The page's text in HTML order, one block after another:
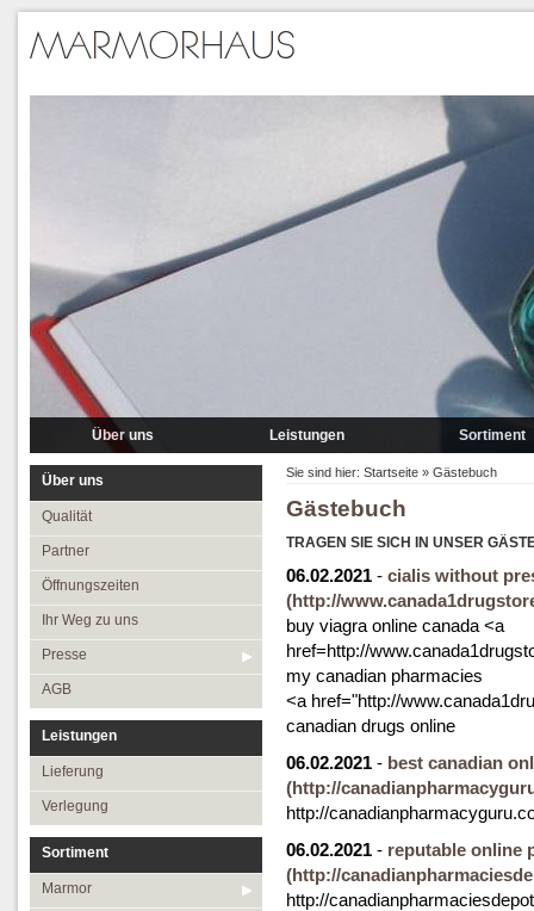
Über uns
Partner
Ihr Weg zu uns
Presse
Leistungen
Lieferung
Verlegung
Sortiment
Marmor
Granit R-Z
Mosaik
Bordüre
Leisten
Medallions
Antikmarmor
Über uns
Qualität
Partner
Öffnungszeiten
Ihr Weg zu uns
Presse
AGB
Leistungen
Lieferung
Verlegung
Sortiment
Marmor
Sie sind hier: Startseite » Gästebuch
Gästebuch
TRAGEN SIE SICH IN UNSER
06.02.2021 - cialis without
(http://
buy viagra online canada <a
href=http://
my canadian pharmacies
<a href="http://
canadian drugs online
06.02.2021 - best canadian
(http://
http://
06.02.2021 - reputable online
(http://
http://